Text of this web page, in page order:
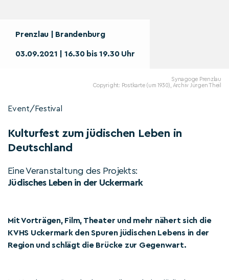
Prenzlau | Brandenburg
03.09.2021 | 16.30 bis 19.30 Uhr
Synagoge Prenzlau
Copyright: Postkarte (um 1930), Archiv Jürgen Theil
Event/Festival
Kulturfest zum jüdischen Leben in
Deutschland
Eine Veranstaltung des Projekts:
Jüdisches Leben in der Uckermark
Mit Vorträgen, Film, Theater und mehr nähert sich die
KVHS Uckermark den Spuren jüdischen Lebens in der
Region und schlägt die Brücke zur Gegenwart.